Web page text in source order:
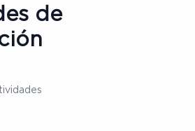
de